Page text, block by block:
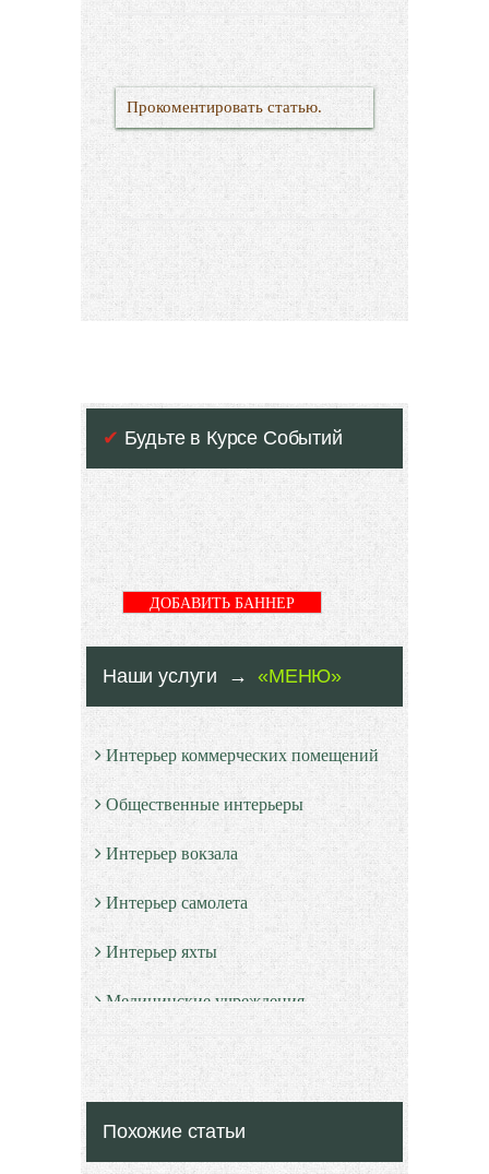
Прокоментировать статью.
✔ Будьте в Курсе Событий
ДОБАВИТЬ БАННЕР
Наши услуги →«МЕНЮ»
Интерьер коммерческих помещений
Общественные интерьеры
Интерьер вокзала
Интерьер самолета
Интерьер яхты
Медицинские учреждения
Культура и образование
Красота и здоровье
Похожие статьи